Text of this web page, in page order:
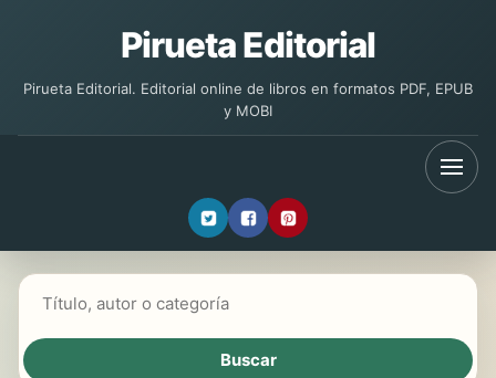
Pirueta Editorial
Pirueta Editorial. Editorial online de libros en formatos PDF, EPUB
y MOBI